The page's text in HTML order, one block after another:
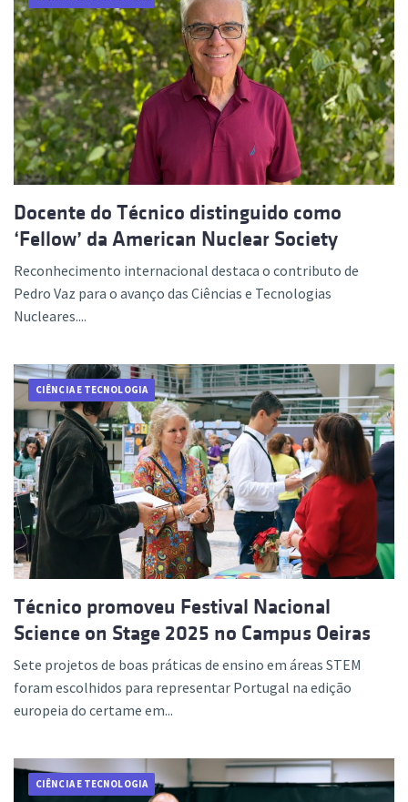
Docente do Técnico distinguido como
‘Fellow’ da American Nuclear Society
Reconhecimento internacional destaca o contributo de
Pedro Vaz para o avanço das Ciências e Tecnologias
Nucleares....
CIÊNCIA E TECNOLOGIA
Técnico promoveu Festival Nacional
Science on Stage 2025 no Campus Oeiras
Sete projetos de boas práticas de ensino em áreas STEM
foram escolhidos para representar Portugal na edição
europeia do certame em...
CIÊNCIA E TECNOLOGIA